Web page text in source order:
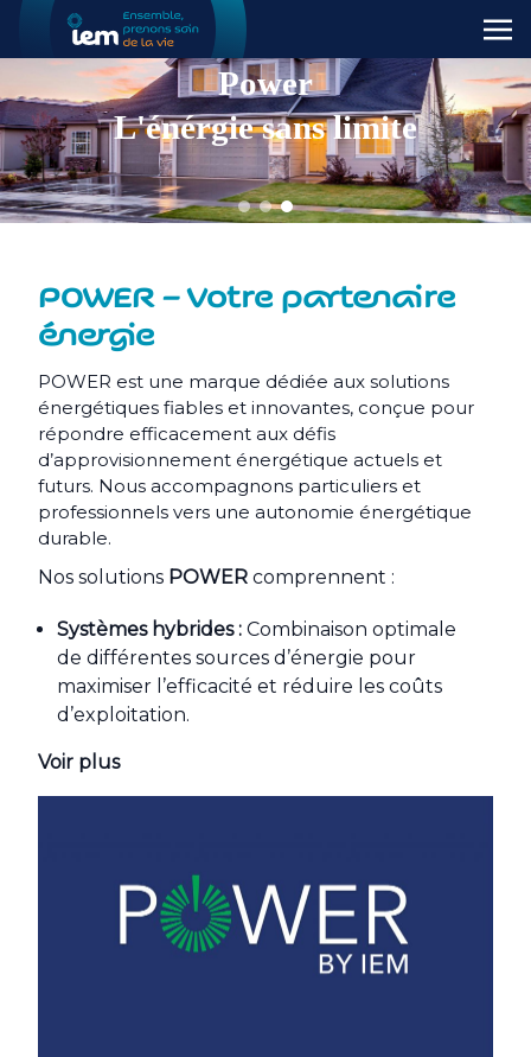
Power
L'énérgie sans limite
POWER – Votre partenaire
énergie
POWER est une marque dédiée aux solutions
énergétiques fiables et innovantes, conçue pour
répondre efficacement aux défis
d’approvisionnement énergétique actuels et
futurs. Nous accompagnons particuliers et
professionnels vers une autonomie énergétique
durable.
Nos solutions POWER comprennent :
Systèmes hybrides : Combinaison optimale
de différentes sources d’énergie pour
maximiser l’efficacité et réduire les coûts
d’exploitation.
Voir plus